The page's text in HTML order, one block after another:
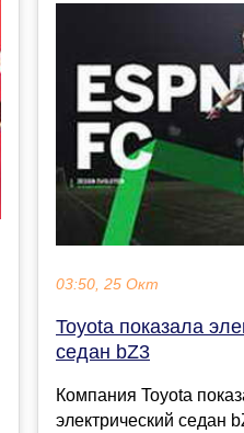
03:50, 25 Окт
Toyota показала
седан bZ3
Компания Toyota
электрический седан